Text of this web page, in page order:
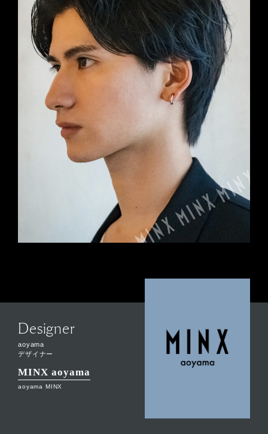
Designer
aoyama
デザイナー
MINX aoyama
aoyama MINX